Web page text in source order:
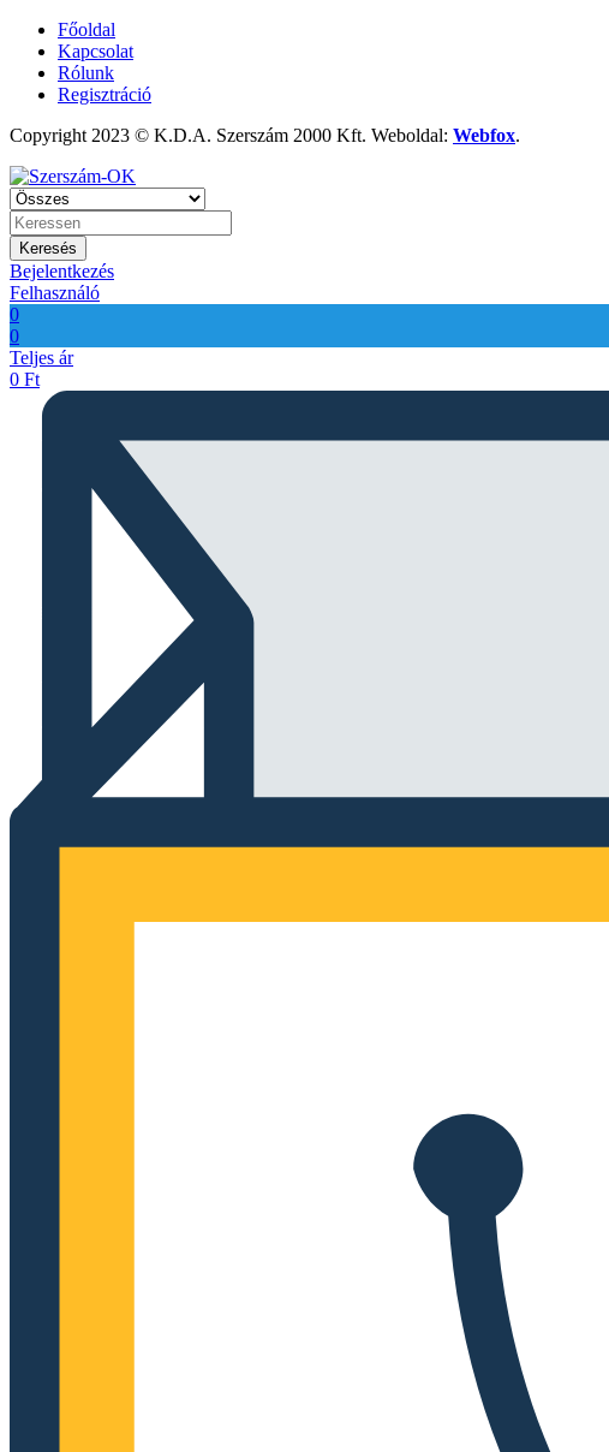
Főoldal
Kapcsolat
Rólunk
Regisztráció
Copyright 2023 © K.D.A. Szerszám 2000 Kft. Weboldal: Webfox.
Keresés
Bejelentkezés
Felhasználó
0
0
Teljes ár
0 Ft